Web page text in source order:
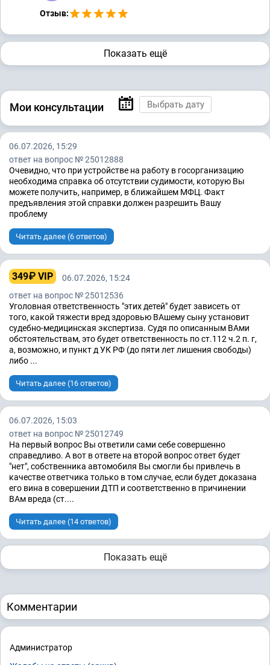
Отзыв:
Показать ещё
Мои консультации
06.07.2026, 15:29
ответ на вопрос № 25012888
Очевидно, что при устройстве на работу в госорганизацию
необходима справка об отсутствии судимости, которую Вы
можете получить, например, в ближайшем МФЦ. Факт
предъявления этой справки должен разрешить Вашу
проблему
Читать далее (6 ответов)
349₽ VIP
06.07.2026, 15:24
ответ на вопрос № 25012536
Уголовная ответственность "этих детей" будет зависеть от
того, какой тяжести вред здоровью ВАшему сыну установит
судебно-медицинская экспертиза. Судя по описанным ВАми
обстоятельствам, это будет ответственность по ст.112 ч.2 п. г,
а, возможно, и пункт д УК РФ (до пяти лет лишения свободы)
либо ...
Читать далее (16 ответов)
06.07.2026, 15:03
ответ на вопрос № 25012749
На первый вопрос Вы ответили сами себе совершенно
справедливо. А вот в ответе на второй вопрос ответ будет
"нет", собственника автомобиля Вы смогли бы привлечь в
качестве ответчика только в том случае, если будет доказана
его вина в совершении ДТП и соответственно в причинении
ВАм вреда (ст....
Читать далее (14 ответов)
Показать ещё
Комментарии
Администратор